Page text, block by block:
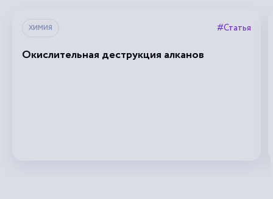
ХИМИЯ #Статья
Окислительная деструкция алканов